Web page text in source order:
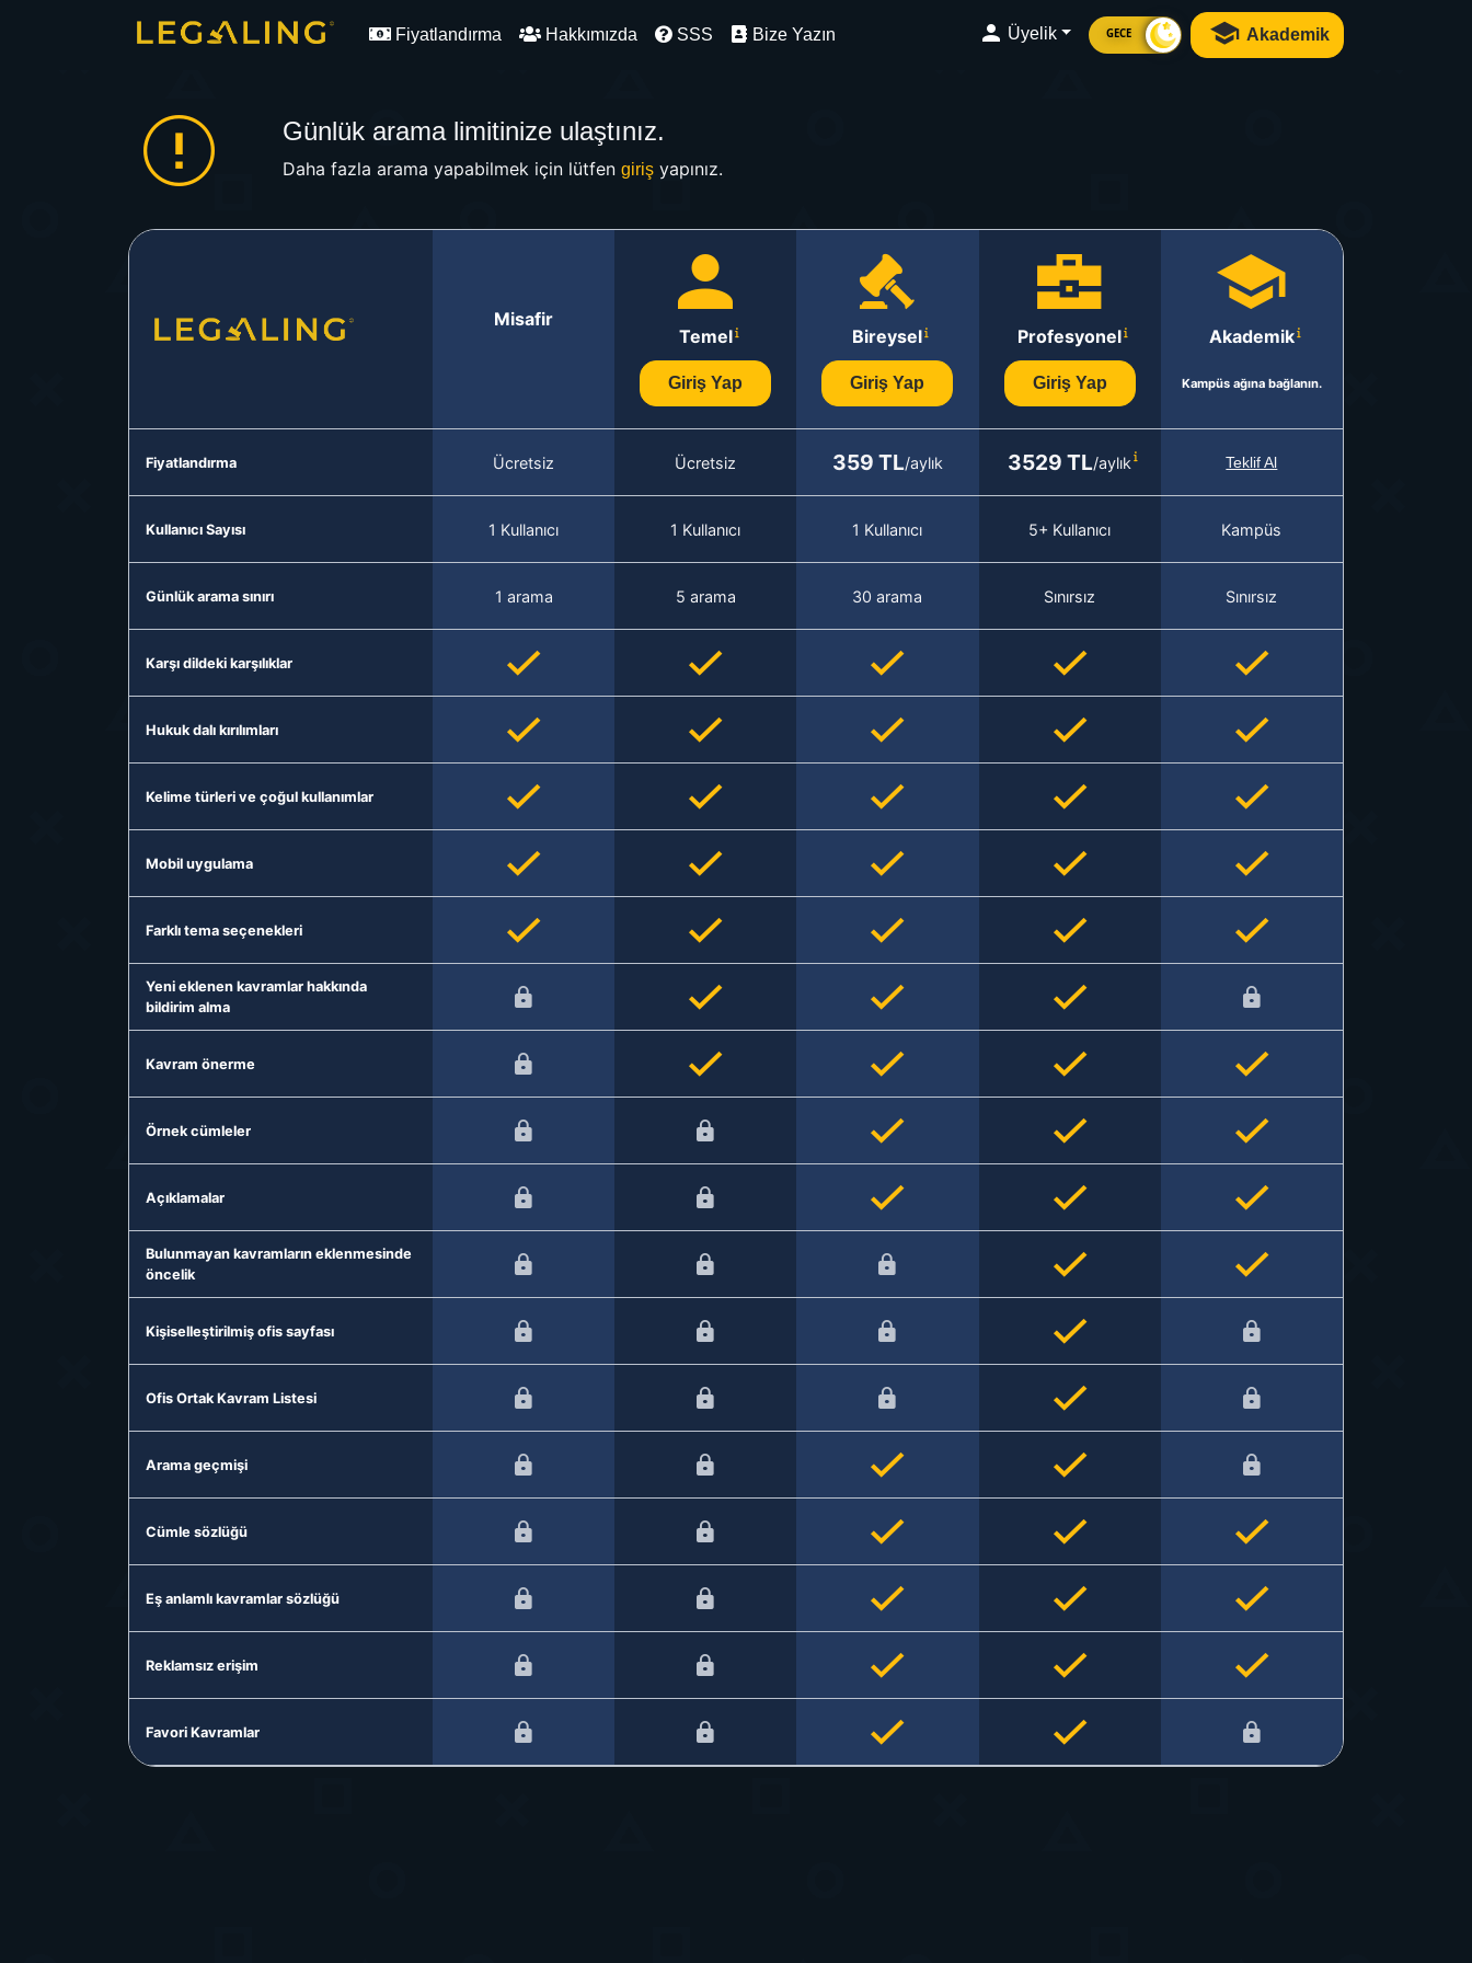
Fiyatlandırma Hakkımızda SSS Bize Yazın Üyelik GECE Akademik
Günlük arama limitinize ulaştınız.
Daha fazla arama yapabilmek için lütfen girişyapınız.
Misafir
Temel
Giriş Yap
Bireysel
Giriş Yap
Profesyonel
Giriş Yap
Akademik
Kampüs ağına bağlanın.
Fiyatlandırma Ücretsiz Ücretsiz 359 TL/aylık 3529 TL/aylık Teklif Al
Kullanıcı Sayısı 1 Kullanıcı 1 Kullanıcı 1 Kullanıcı 5+ Kullanıcı Kampüs
Günlük arama sınırı 1 arama 5 arama 30 arama Sınırsız Sınırsız
Karşı dildeki karşılıklar
Hukuk dalı kırılımları
Kelime türleri ve çoğul kullanımlar
Mobil uygulama
Farklı tema seçenekleri
Yeni eklenen kavramlar hakkında
bildirim alma
Kavram önerme
Örnek cümleler
Açıklamalar
Bulunmayan kavramların eklenmesinde
öncelik
Kişiselleştirilmiş ofis sayfası
Ofis Ortak Kavram Listesi
Arama geçmişi
Cümle sözlüğü
Eş anlamlı kavramlar sözlüğü
Reklamsız erişim
Favori Kavramlar